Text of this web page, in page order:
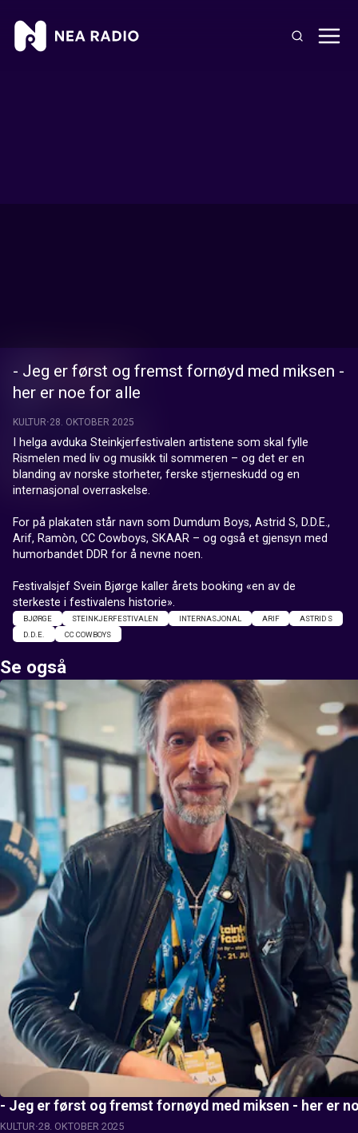
- Jeg er først og fremst fornøyd med miksen -
her er noe for alle
KULTUR 28. OKTOBER 2025
I helga avduka Steinkjerfestivalen artistene som skal fylle
Rismelen med liv og musikk til sommeren – og det er en
blanding av norske storheter, ferske stjerneskudd og en
internasjonal overraskelse.
For på plakaten står navn som Dumdum Boys, Astrid S, D.D.E.,
Arif, Ramòn, CC Cowboys, SKAAR – og også et gjensyn med
humorbandet DDR for å nevne noen.
Festivalsjef Svein Bjørge kaller årets booking «en av de
sterkeste i festivalens historie».
BJØRGE STEINKJERFESTIVALEN INTERNASJONAL ARIF
ASTRID S
D.D.E.
CC COWBOYS
Se også
- Jeg er først og fremst fornøyd med miksen - her er
KULTUR 28. OKTOBER 2025